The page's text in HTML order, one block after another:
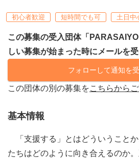
初心者歓迎 短時間でも可 土日中
この募集の受入団体「
しい募集が始まった時にメールを
フォローして通知を
この団体の別の募集をこちらから
基本情報
「支援する」とはどういうこと
たちはどのように向き合えるのか